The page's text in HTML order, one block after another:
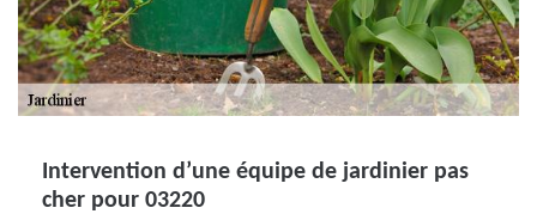
Intervention d’une équipe de jardinier pas
cher pour 03220